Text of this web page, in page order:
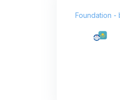
Foundation -